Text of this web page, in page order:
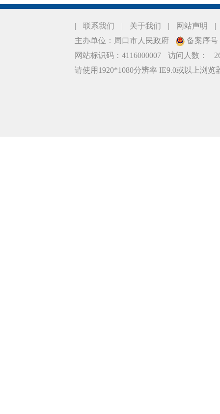
| 联系我们 | 关于我们 | 网站声明
|
主办单位：周口市人民政府
备案序号
网站标识码：4116000007
访问人数：
请使用1920*1080分辨率 IE9.0或以上浏览